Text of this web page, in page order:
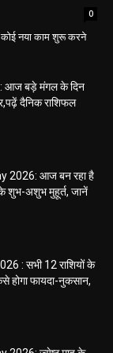
0
नया काम शुरू करने
आज बड़े मंगल के दिन
दैनिक राशिफल
2026: आज बन रहा है
के शुभ-अशुभ मुहूर्त, जानें
: सभी 12 राशियों के
होगा फायदा-नुकसान,